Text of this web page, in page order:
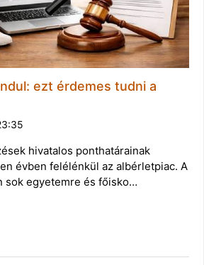
ezt érdemes tudni a
hivatalos ponthatárainak
évben felélénkül az albérletpiac. A
sok egyetemre és főisko…